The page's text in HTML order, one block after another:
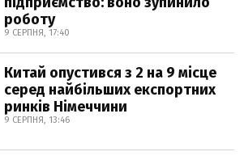
роботу
9 СЕРПНЯ, 17:40
Китай опустився з 2 на 9 місце
серед найбільших експортних
ринків Німеччини
9 СЕРПНЯ, 13:46